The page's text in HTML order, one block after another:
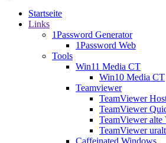
Startseite
Links
1Password Generator
1Password Web
Tools
Win11 Media CT
Win10 Media CT
Teamviewer
TeamViewer
TeamViewer
TeamViewer alte
TeamViewer
Caffeinated Windows